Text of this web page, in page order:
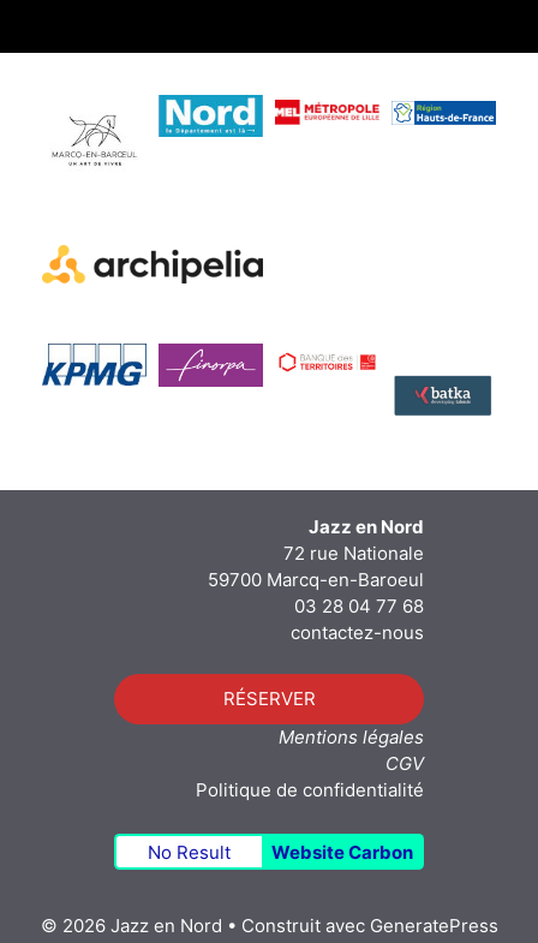
Jazz en Nord
72 rue Nationale
59700 Marcq-en-Baroeul
03 28 04 77 68
contactez-nous
RÉSERVER
Mentions légales
CGV
Politique de confidentialité
No Result Website Carbon
© 2026 Jazz en Nord • Construit avec GeneratePress